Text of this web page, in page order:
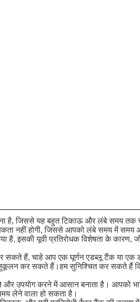
बना है, जिससे यह बहुत टिकाऊ और लंबे समय
नहीं होगी, जिससे आपको लंबे समय में समय
है, इसकी यूवी प्रतिरोधक विशेषता के कारण,
सकते हैं, चाहे आप एक घूर्णन एडब्लू टैंक या एक
कर सकते हैं।हम सुनिश्चित कर सकते हैं
और उपयोग करने में आसान बनाता है। आपको
लेने वाला हो सकता है।